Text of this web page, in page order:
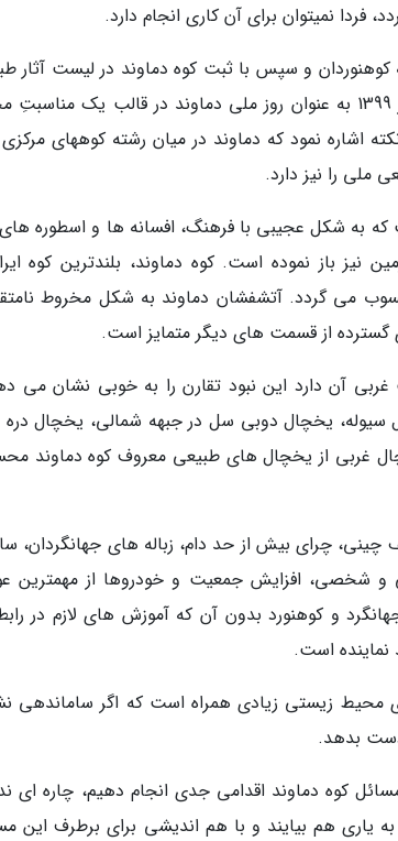
فردا نمیتوان برای آن کاری انجام دارد.
از سال 1383 به پیشنهاد اولیه کوهنوردان و سپس با ثبت کوه دماوند در لیست
فرهنگی ملی در سال 1387 و تصویب شورای فرهنگ عمومی در 1399 به عنوان روز ملی دماوند در قالب یک
اشاره نمود که دماوند در میان رشته کوههای مرکزی
به شکل عجیبی با فرهنگ، افسانه ها و اسطوره
باز نموده است. کوه دماوند، بلندترین کوه
می گردد. آتشفشان دماوند به شکل مخروط
گسترده از قسمت های دیگر متمایز است.
آن دارد این نبود تقارن را به خوبی نشان می
سیوله، یخچال دوبی سل در جبهه شمالی، یخچال دره
غربی از یخچال های طبیعی معروف کوه دماوند
چرای بیش از حد دام، زباله های جهانگردان،
و شخصی، افزایش جمعیت و خودروها از مهمترین
و کوهنورد بدون آن که آموزش های لازم در
است.
محیط زیستی زیادی همراه است که اگر ساماندهی
دست بدهد.
کوه دماوند اقدامی جدی انجام دهیم، چاره ای
یاری هم بیایند و با هم اندیشی برای برطرف این